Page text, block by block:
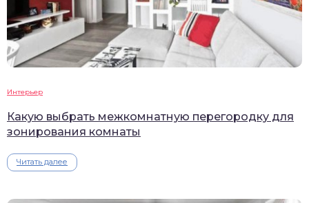
Интерьер
Какую выбрать межкомнатную перегородку для
зонирования комнаты
Читать далее